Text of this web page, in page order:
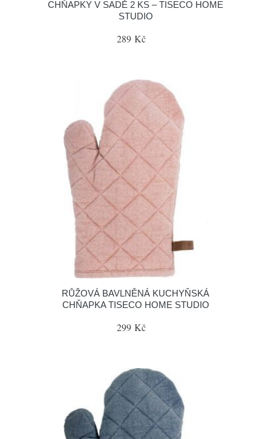
CHŇAPKY V SADĚ 2 KS – TISECO HOME
STUDIO
289 Kč
RŮŽOVÁ BAVLNĚNÁ KUCHYŇSKÁ
CHŇAPKA TISECO HOME STUDIO
299 Kč